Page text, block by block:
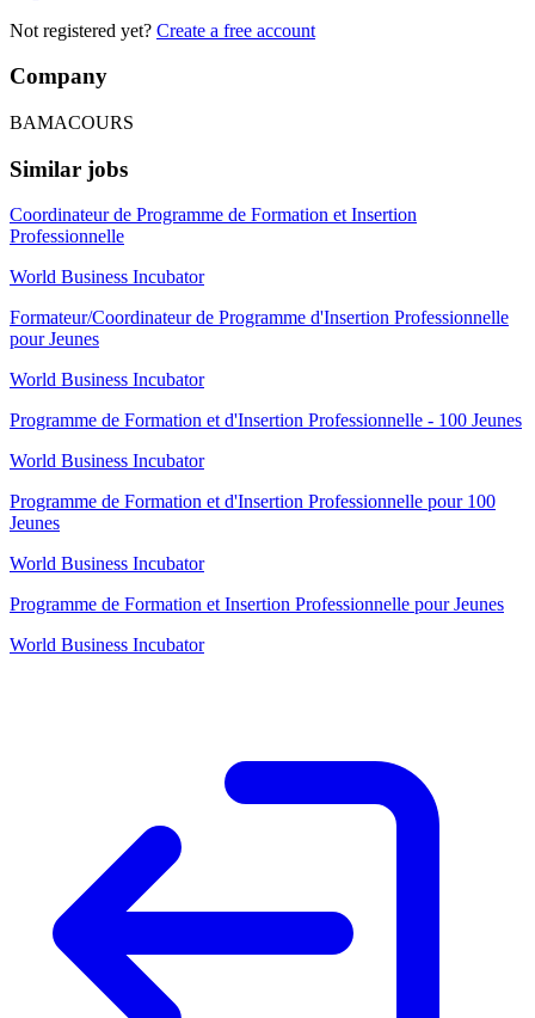
Not registered yet? Create a free account
Company
BAMACOURS
Similar jobs
Coordinateur de Programme de Formation et Insertion
Professionnelle
World Business Incubator
Formateur/Coordinateur de Programme d'Insertion Professionnelle
pour Jeunes
World Business Incubator
Programme de Formation et d'Insertion Professionnelle - 100 Jeunes
World Business Incubator
Programme de Formation et d'Insertion Professionnelle pour 100
Jeunes
World Business Incubator
Programme de Formation et Insertion Professionnelle pour Jeunes
World Business Incubator